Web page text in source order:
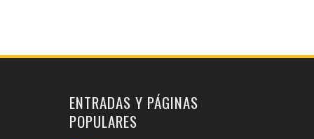
ENTRADAS Y PÁGINAS
POPULARES